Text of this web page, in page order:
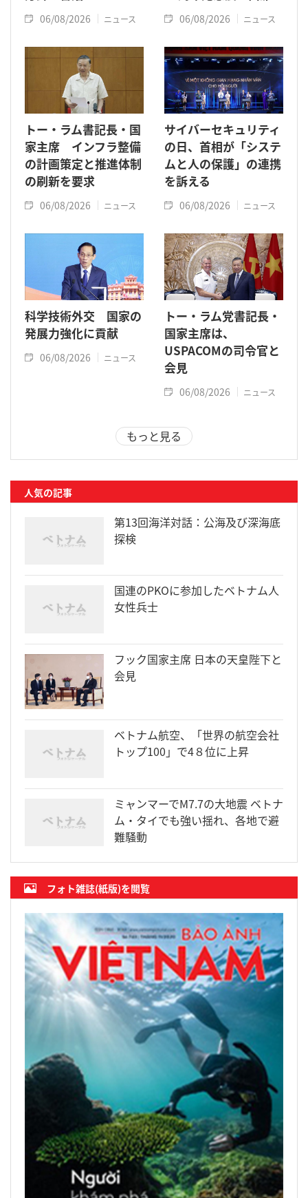
06/08/2026 ニュース 06/08/2026 ニュース
トー・ラム書記長・国
家主席 インフラ整備
の計画策定と推進体制
の刷新を要求
06/08/2026 ニュース
サイバーセキュリティ
の日、首相が「システ
ムと人の保護」の連携
を訴える
06/08/2026 ニュース
科学技術外交 国家の
発展力強化に貢献
06/08/2026 ニュース
トー・ラム党書記長・
国家主席は、
USPACOMの司令官と
会見
06/08/2026 ニュース
もっと見る
人気の記事
第13回海洋対話：公海及び深海底
探検
国連のPKOに参加したベトナム人
女性兵士
フック国家主席 日本の天皇陛下と
会見
ベトナム航空、「世界の航空会社
トップ100」で4８位に上昇
ミャンマーでM7.7の大地震 ベトナ
ム・タイでも強い揺れ、各地で避
難騒動
フォト雑誌(紙版)を閲覧